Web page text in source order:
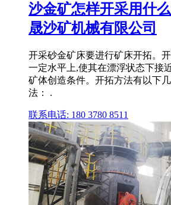
沙金矿怎样开采用什
晟沙矿机械有限公司
开采砂金矿床要进行矿床开拓。
一定水平上,使其在漂浮状态下接
矿体创造条件。开拓方法有以下
法： .
联系电话: 180 3780 8511